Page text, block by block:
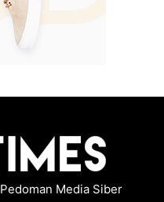
Pedoman Media Siber